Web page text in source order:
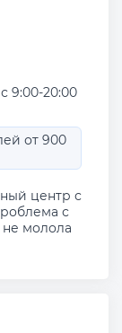
9:00-20:00
от 900
центр с
с
молола